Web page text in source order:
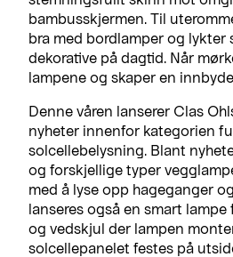
bambusskjermen. Til
bra med bordlamper og lykter
dekorative på dagtid. Når
lampene og skaper en
Denne våren lanserer Clas
nyheter innenfor kategorien
solcellebelysning. Blant
og forskjellige typer
med å lyse opp hageganger
lanseres også en smart
og vedskjul der lampen
solcellepanelet festes på